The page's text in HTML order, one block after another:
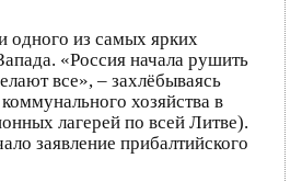
одного из самых ярких
«Россия начала рушить
все», – захлёбываясь
хозяйства в
лагерей по всей Литве).
заявление прибалтийского